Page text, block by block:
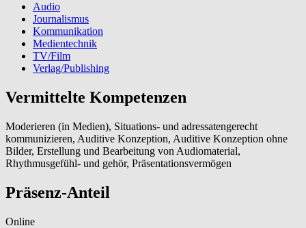
Audio
Journalismus
Kommunikation
Medientechnik
TV/Film
Verlag/Publishing
Vermittelte Kompetenzen
Moderieren (in Medien), Situations- und adressatengerecht
kommunizieren, Auditive Konzeption, Auditive Konzeption ohne
Bilder, Erstellung und Bearbeitung von Audiomaterial,
Rhythmusgefühl- und gehör, Präsentationsvermögen
Präsenz-Anteil
Online